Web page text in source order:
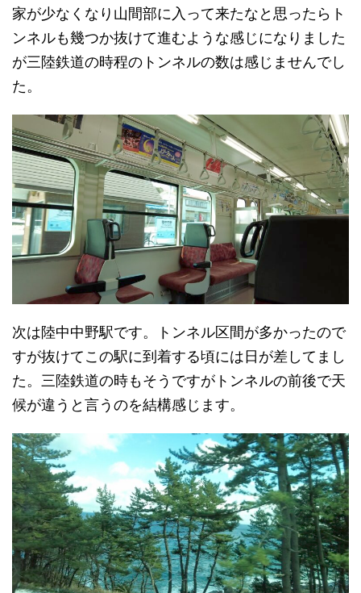
家が少なくなり山間部に入って来たなと思ったらト
ンネルも幾つか抜けて進むような感じになりました
が三陸鉄道の時程のトンネルの数は感じませんでし
た。
次は陸中中野駅です。トンネル区間が多かったので
すが抜けてこの駅に到着する頃には日が差してまし
た。三陸鉄道の時もそうですがトンネルの前後で天
候が違うと言うのを結構感じます。